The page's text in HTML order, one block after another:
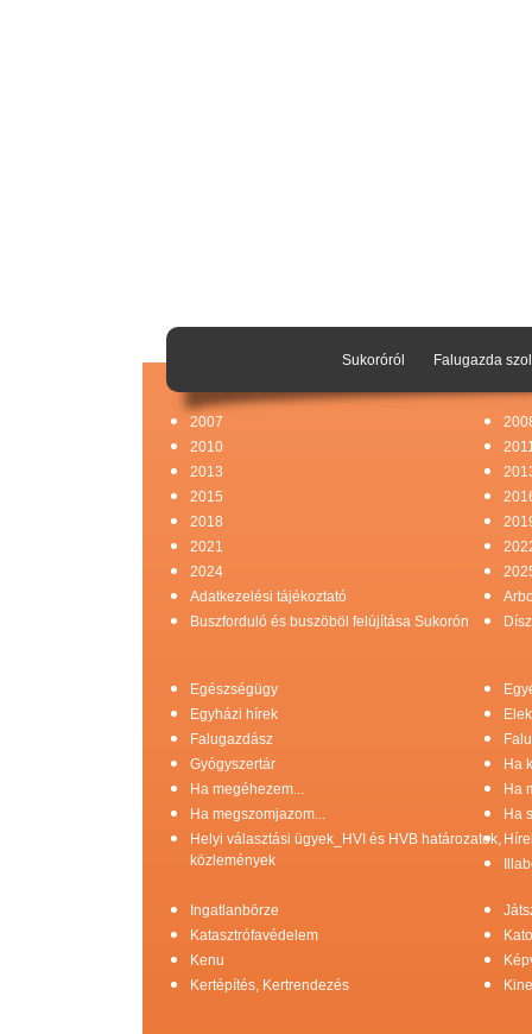
2007
2010
2013
2015
2018
2021
2024
Adatkezelési tájékoztató
Buszforduló és buszöböl felújítása Sukorón
Egészségügy
Egyházi hírek
Falugazdász
Gyógyszertár
Ha
Ha megéhezem...
Ha
Ha megszomjazom...
Ha
Helyi választási ügyek_HVI és HVB határozatok,
közlemények
Ingatlanbörze
Katasztrófavédelem
Kenu
Kertépítés, Kertrendezés
Sukoróról Falugazda